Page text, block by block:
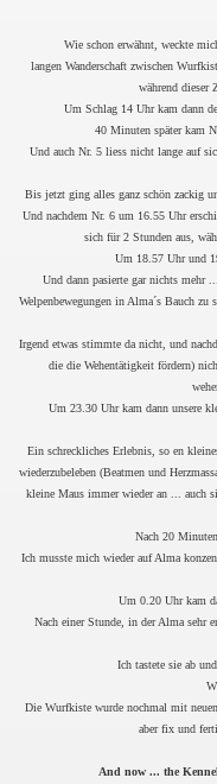
Wie schon erwähnt, weckte
langen Wanderschaft zwischen
während dieser
Um Schlag 14 Uhr kam dann
40 Minuten später kam
Und auch Nr. 5 liess nicht lange auf
Bis jetzt ging alles ganz schön zackig
Und nachdem Nr. 6 um 16.55 Uhr
sich für 2 Stunden aus,
Um 18.57 Uhr und
Und dann pasierte gar nichts mehr
Welpenbewegungen in Alma´s Bauch
Irgend etwas stimmte da nicht, und
die die Wehentätigkeit fördern)
Um 23.30 Uhr kam dann unsere
Ein schreckliches Erlebnis, so en
wiederzubeleben (Beatmen und
kleine Maus immer wieder an ... auch
Nach 20
Ich musste mich wieder auf Alma
Um 0.20 Uhr kam
Nach einer Stunde, in der Alma sehr
Ich tastete sie ab
Die Wurfkiste wurde nochmal mit
aber fix und
And now ... the